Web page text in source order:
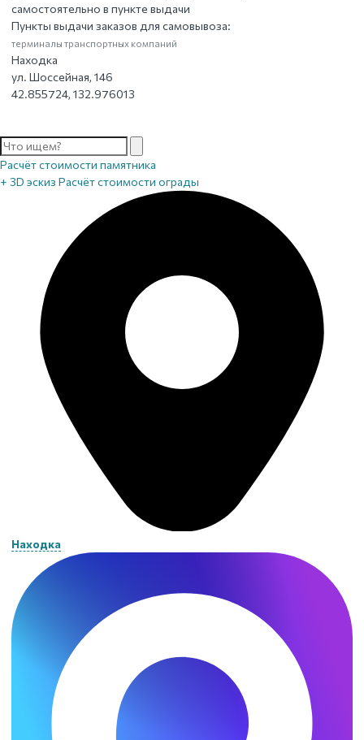
самостоятельно в пункте выдачи
Пункты выдачи заказов для самовывоза:
терминалы транспортных компаний
Находка
ул. Шоссейная, 146
42.855724, 132.976013
Расчёт стоимости памятника
+ 3D эскиз Расчёт стоимости ограды
Находка